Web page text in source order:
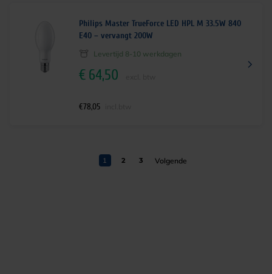
Philips Master TrueForce LED HPL M 33.5W 840
E40 – vervangt 200W
Levertijd 8-10 werkdagen
€ 64,50
€78,05
1 2 3